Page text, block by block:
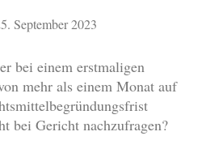
September 2023
bei einem erstmaligen
mehr als einem Monat auf
bei Gericht nachzufragen?